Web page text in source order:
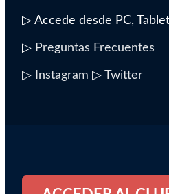
▷ Accede desde PC,
▷ Preguntas Frecuentes
▷ Instagram ▷ Twitter